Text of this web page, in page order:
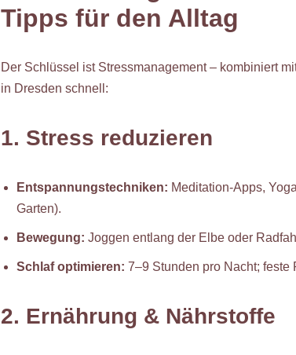
Tipps für den Alltag
Der Schlüssel ist Stressmanagement – kombiniert
in Dresden schnell:
1. Stress reduzieren
Entspannungstechniken: Meditation-Apps,
Garten).
Bewegung: Joggen entlang der Elbe oder
Schlaf optimieren: 7–9 Stunden pro Nacht; feste
2. Ernährung & Nährstoffe